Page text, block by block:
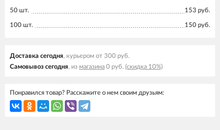
50 шт. 153 руб.
100 шт. 150 руб.
Доставка cегодня, курьером от 300 руб.
Самовывоз cегодня, из магазина 0 руб. (скидка 10%)
Понравился товар? Расскажите о нем своим друзьям: